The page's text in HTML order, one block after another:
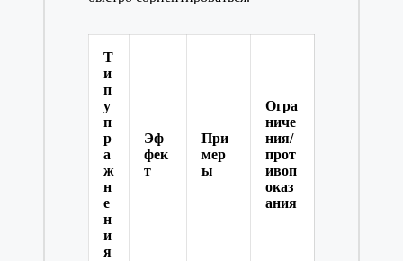
Т
и
п
у
п
р
а
ж
н
е
н
и
я
Эф
фек
т
При
мер
ы
Огра
ниче
ния/
прот
ивоп
оказ
ания